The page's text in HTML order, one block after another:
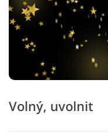
Volný, uvolnit